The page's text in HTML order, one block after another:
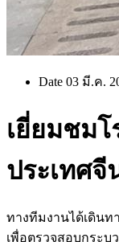
Date 03 มี.ค.
เยี่ยมชม
ประเทศจี
ทางทีมงานได้เดินท
เพื่อตรวจสอบกระบ